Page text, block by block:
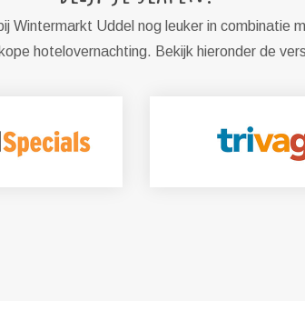
Wintermarkt Uddel nog leuker in combinatie
hotelovernachting. Bekijk hieronder de